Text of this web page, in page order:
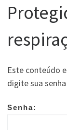
Este conteúdo
digite sua
Senha: